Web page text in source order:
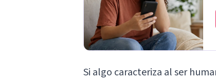
Si algo caracteriza al ser